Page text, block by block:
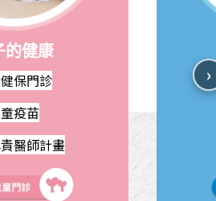
的健康
保門診
疫苗
醫師計畫
›